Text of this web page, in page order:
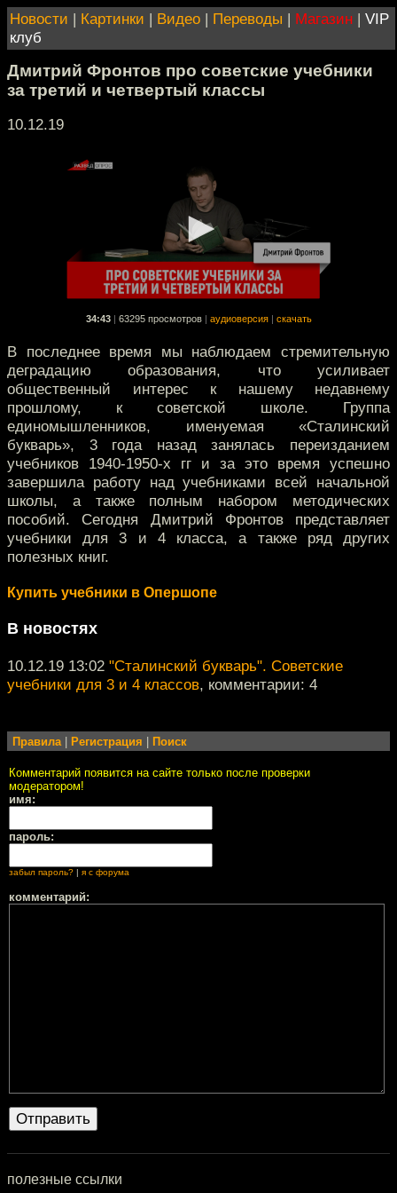
Новости | Картинки | Видео | Переводы | Магазин | VIP
клуб
Дмитрий Фронтов про советские учебники
за третий и четвертый классы
10.12.19
34:43 63295 просмотров аудиоверсия скачать
В последнее время мы наблюдаем стремительную
деградацию образования, что усиливает
общественный интерес к нашему недавнему
прошлому, к советской школе. Группа
единомышленников, именуемая «Сталинский
букварь», 3 года назад занялась переизданием
учебников 1940-1950-х гг и за это время успешно
завершила работу над учебниками всей начальной
школы, а также полным набором методических
пособий. Сегодня Дмитрий Фронтов представляет
учебники для 3 и 4 класса, а также ряд других
полезных книг.
Купить учебники в Опершопе
В новостях
10.12.19 13:02 "Сталинский букварь". Советские
учебники для 3 и 4 классов, комментарии: 4
Правила| Регистрация Поиск
Комментарий появится на сайте только после проверки
модератором!
имя:
пароль:
забыл пароль? я с форума
комментарий:
полезные ссылки